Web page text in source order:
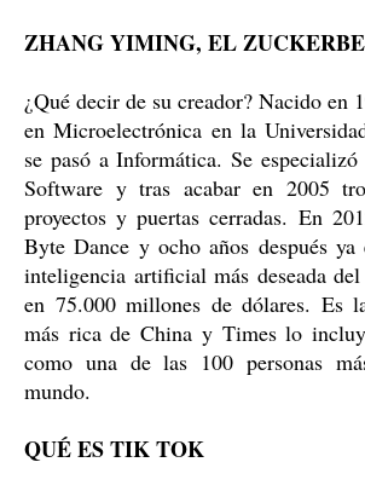
ZHANG YIMING, EL
¿Qué decir de su creador? Nacido en
en Microelectrónica en la
se pasó a Informática. Se
Software y tras acabar en 2005
proyectos y puertas cerradas. En
Byte Dance y ocho años después ya
inteligencia artificial más deseada
en 75.000 millones de dólares. Es
más rica de China y Times lo
como una de las 100 personas
mundo.
QUÉ ES TIK TOK